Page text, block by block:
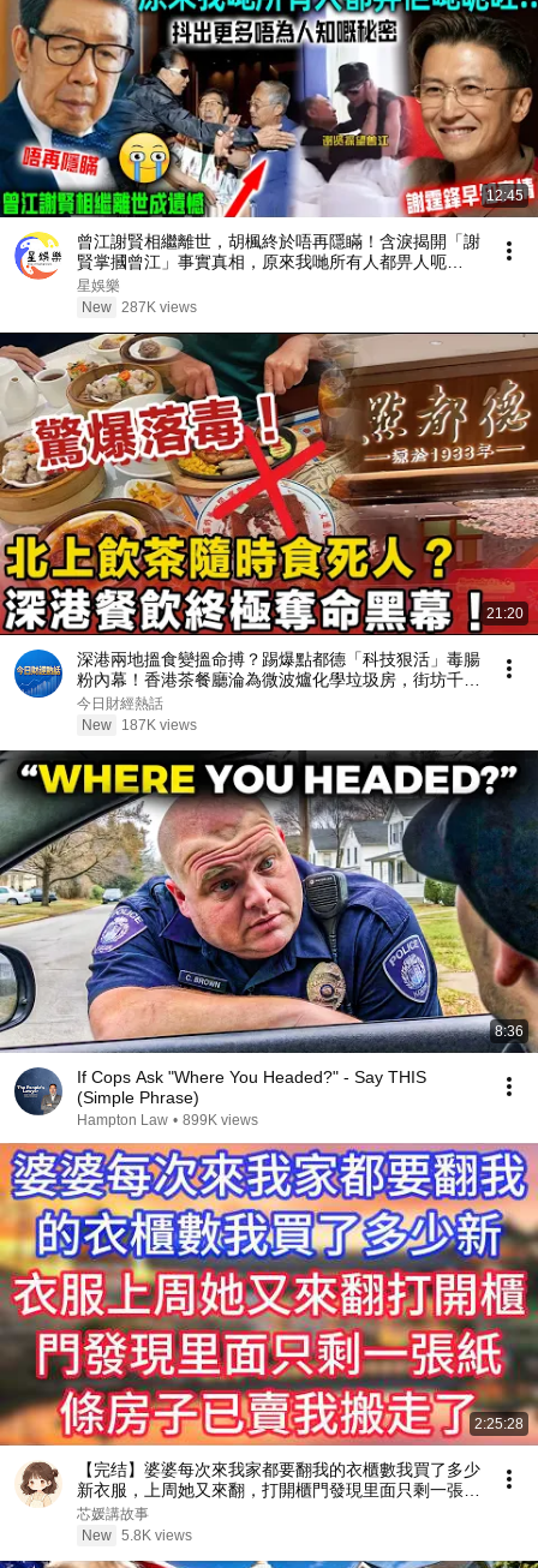
12:45
曾江謝賢相繼離世，胡楓終於唔再隱瞞！含淚揭開「謝
賢掌摑曾江」事實真相，原來我哋所有人都畀人呃
咗⋯⋯謝霆鋒早知實情！【星娛樂】#胡楓 #謝賢 #曾
江 #綜藝 #事實 #真相 #兄弟 #謝霆鋒
星娛樂
New 287K views
21:20
深港兩地搵食變搵命搏？踢爆點都德「科技狠活」毒腸
粉內幕！香港茶餐廳淪為微波爐化學垃圾房，街坊千萬
要小心！
今日財經熱話
New
187K views
8:36
If Cops Ask "Where You Headed?" - Say THIS
(Simple Phrase)
Hampton Law • 899K views
2:25:28
【完结】婆婆每次來我家都要翻我的衣櫃數我買了多少
新衣服，上周她又來翻，打開櫃門發現里面只剩一張紙
條：房子已賣，我搬走了
芯媛講故事
New 5.8K views